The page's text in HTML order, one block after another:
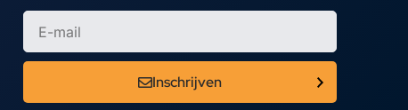
Inschrijven